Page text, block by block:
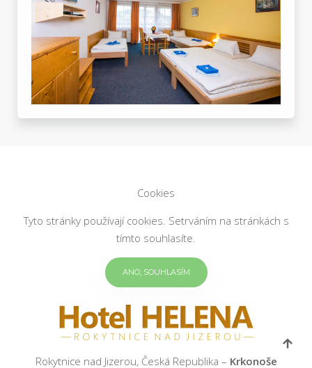
Cookies
Tyto stránky používají cookies. Setrváním na stránkách s
tímto souhlasíte.
ANO, SOUHLASÍM
Rokytnice nad Jizerou, Česká Republika – Krkonoše